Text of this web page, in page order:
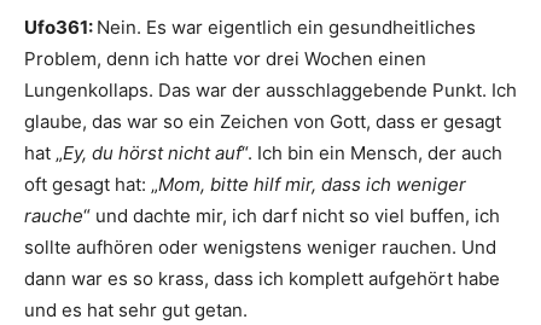
Ufo361: Nein. Es war eigentlich ein gesundheitliches
Problem, denn ich hatte vor drei Wochen einen
Lungenkollaps. Das war der ausschlaggebende Punkt. Ich
glaube, das war so ein Zeichen von Gott, dass er gesagt
hat „Ey, du hörst nicht auf“. Ich bin ein Mensch, der auch
oft gesagt hat: „Mom, bitte hilf mir, dass ich weniger
rauche“ und dachte mir, ich darf nicht so viel buffen, ich
sollte aufhören oder wenigstens weniger rauchen. Und
dann war es so krass, dass ich komplett aufgehört habe
und es hat sehr gut getan.